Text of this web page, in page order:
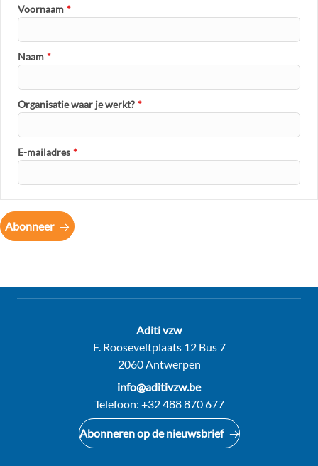
Voornaam *
Naam *
Organisatie waar je werkt? *
E-mailadres *
Abonneer
Contact:
Aditi vzw
Adres:
F. Rooseveltplaats 12 Bus 7
2060 Antwerpen
E-
mail:
info@aditivzw.be
Telefoon: +32 488 870 677
Abonneren op de nieuwsbrief